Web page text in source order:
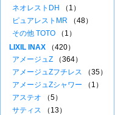
ネオレストDH
（1）
ピュアレストMR （48）
その他 TOTO （1）
LIXIL INAX （420）
アメージュZ （364）
アメージュZフチレス （35）
アメージュZシャワー （1）
アステオ （5）
サティス （13）